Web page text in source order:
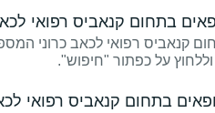
בתחום קנאביס רפואי לכאב
קנאביס רפואי לכאב כרוני
וללחוץ על כפתור "חיפוש".
בתחום קנאביס רפואי